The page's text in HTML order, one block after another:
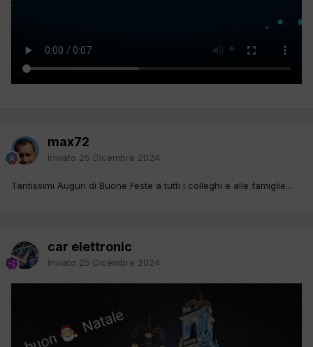
max72
Inviato 25 Dicembre 2024
Tantissimi Auguri di Buone Feste a tutti i colleghi e alle famiglie....
car elettronic
Inviato 25 Dicembre 2024